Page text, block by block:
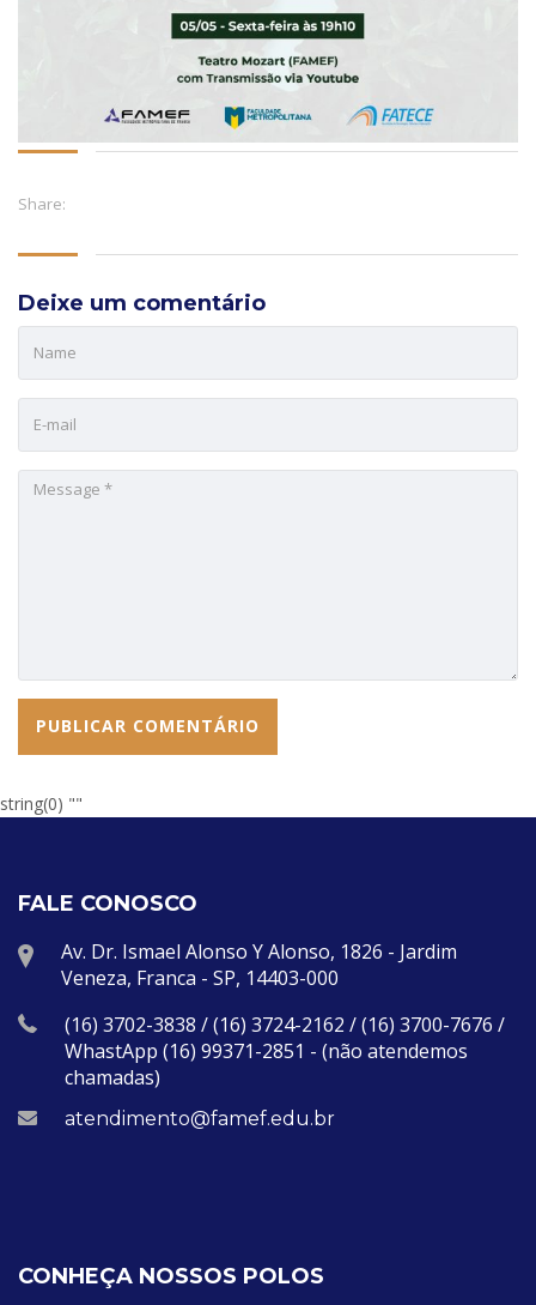
Share:
Deixe um comentário
FALE CONOSCO
Av. Dr. Ismael Alonso Y Alonso, 1826 - Jardim
Veneza, Franca - SP, 14403-000
(16) 3702-3838 / (16) 3724-2162 / (16) 3700-7676 /
WhastApp (16) 99371-2851 - (não atendemos
chamadas)
atendimento@famef.edu.br
CONHEÇA NOSSOS POLOS
string(0) ""